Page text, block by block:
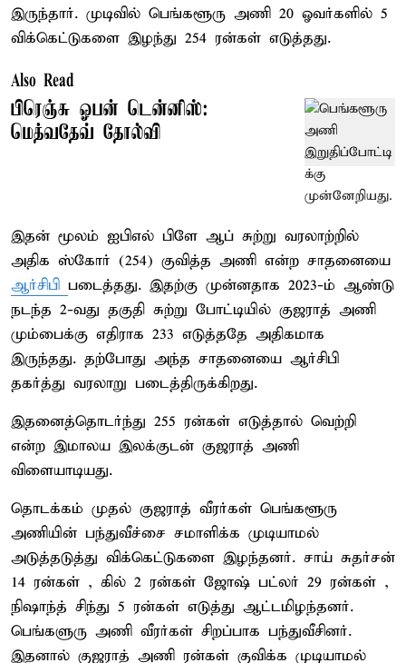
இருந்தார். முடிவில் பெங்களூரு அணி 20 ஓவர்களில் 5
விக்கெட்டுகளை இழந்து 254 ரன்கள் எடுத்தது.
Also Read
பிரெஞ்சு ஓபன் டென்னிஸ்:
மெத்வதேவ் தோல்வி
இதன் மூலம் ஐபிஎல் பிளே ஆப் சுற்று வரலாற்றில்
அதிக ஸ்கோர் (254) குவித்த அணி என்ற சாதனையை
ஆர்சிபி படைத்தது. இதற்கு முன்னதாக 2023-ம் ஆண்டு
நடந்த 2-வது தகுதி சுற்று போட்டியில் குஜராத் அணி
மும்பைக்கு எதிராக 233 எடுத்ததே அதிகமாக
இருந்தது. தற்போது அந்த சாதனையை ஆர்சிபி
தகர்த்து வரலாறு படைத்திருக்கிறது.
இதனைத்தொடர்ந்து 255 ரன்கள் எடுத்தால் வெற்றி
என்ற இமாலய இலக்குடன் குஜராத் அணி
விளையாடியது.
தொடக்கம் முதல் குஜராத் வீரர்கள் பெங்களூரு
அணியின் பந்துவீச்சை சமாளிக்க முடியாமல்
அடுத்தடுத்து விக்கெட்டுகளை இழந்தனர். சாய் சுதர்சன்
14 ரன்கள் , கில் 2 ரன்கள் ஜோஷ் பட்லர் 29 ரன்கள் ,
நிஷாந்த் சிந்து 5 ரன்கள் எடுத்து ஆட்டமிழந்தனர்.
பெங்களுரு அணி வீரர்கள் சிறப்பாக பந்துவீசினர்.
இதனால் குஜராத் அணி ரன்கள் குவிக்க முடியாமல்